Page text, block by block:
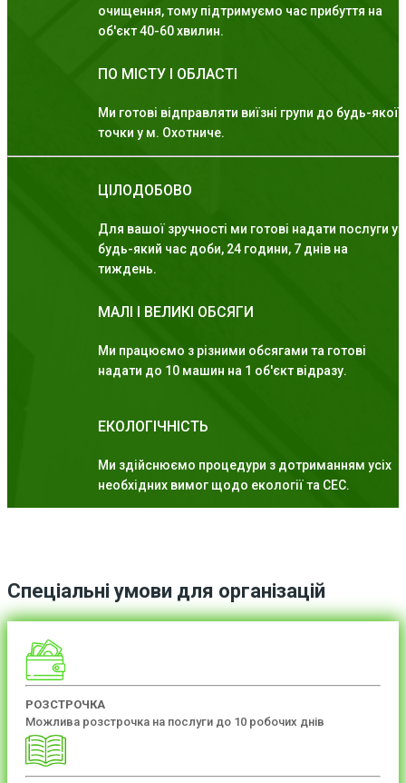
очищення, тому підтримуємо час прибуття на
об'єкт 40-60 хвилин.
ПО МІСТУ І ОБЛАСТІ
Ми готові відправляти виїзні групи до будь-якої
точки у м. Охотниче.
ЦІЛОДОБОВО
Для вашої зручності ми готові надати послуги у
будь-який час доби, 24 години, 7 днів на
тиждень.
МАЛІ І ВЕЛИКІ ОБСЯГИ
Ми працюємо з різними обсягами та готові
надати до 10 машин на 1 об'єкт відразу.
ЕКОЛОГІЧНІСТЬ
Ми здійснюємо процедури з дотриманням усіх
необхідних вимог щодо екології та СЕС.
Спеціальні умови для організацій
РОЗСТРОЧКА
Можлива розстрочка на послуги до 10 робочих днів